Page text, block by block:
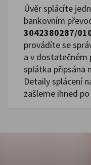
Úvěr splácíte
bankovním
3042380287/
provádíte se
a v dostatečném
splátka připsána
Detaily splácení
zašleme ihned